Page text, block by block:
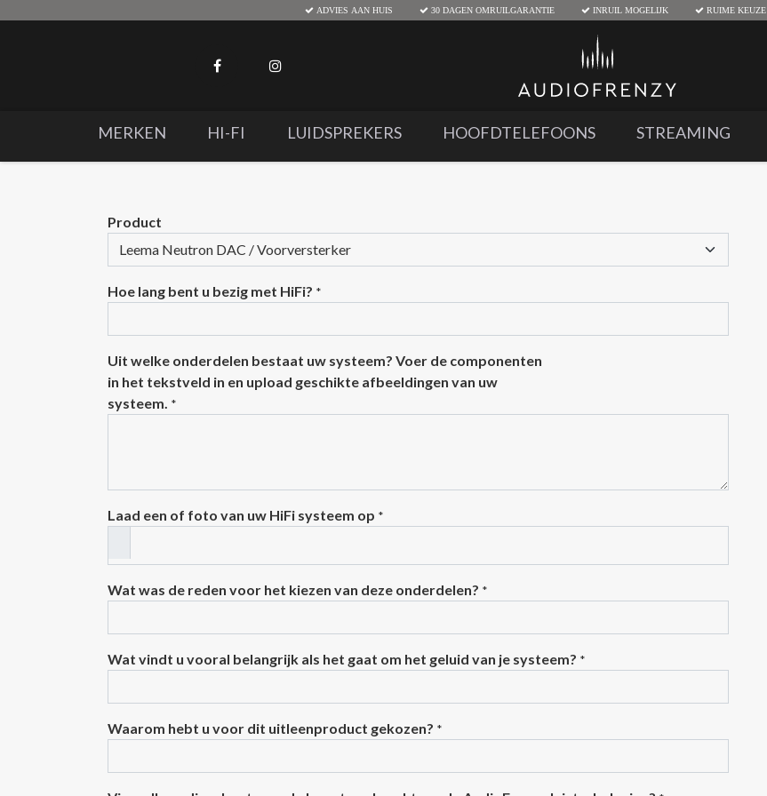
ADVIES AAN HUIS 30 DAGEN OMRUILGARANTIE INRUIL MOGELIJK RUIME KEUZE
MERKEN HI-FI LUIDSPREKERS HOOFDTELEFOONS STREAMING
Product
Hoe lang bent u bezig met HiFi? *
Uit welke onderdelen bestaat uw systeem? Voer de componenten
in het tekstveld in en upload geschikte afbeeldingen van uw
systeem. *
Laad een of foto van uw HiFi systeem op *
Wat was de reden voor het kiezen van deze onderdelen? *
Wat vindt u vooral belangrijk als het gaat om het geluid van je systeem? *
Waarom hebt u voor dit uitleenproduct gekozen? *